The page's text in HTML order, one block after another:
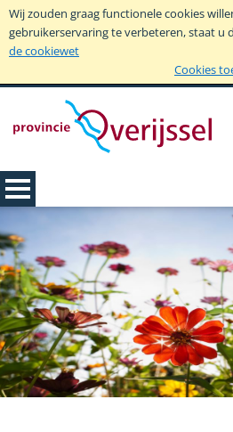
Wij zouden graag functionele cookies
gebruikerservaring te verbeteren, staat u
de cookiewet
Cookies